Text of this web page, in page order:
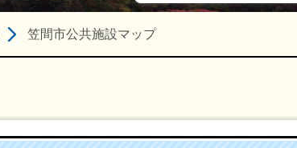
笠間市公共施設マップ